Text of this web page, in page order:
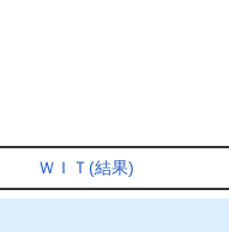
ＷＩＴ(結果)